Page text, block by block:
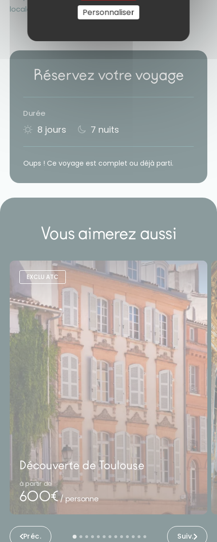
locales.
Réservez votre voyage
Durée
8 jours 7 nuits
Oups ! Ce voyage est complet ou déjà parti.
Vous aimerez aussi
Préc. Suiv.
EXCLU ATC
Découverte de Toulouse
à partir de
600€/ personne
Personnaliser